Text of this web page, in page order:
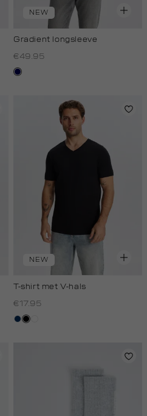
NEW
Gradient longsleeve
€49.95
blauw
NEW
T-shirt met V-hals
€17.95
donkerblauw
zwart